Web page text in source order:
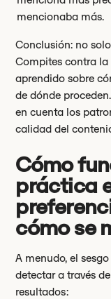
mencionaba más.
Conclusión: no
Compites contra
aprendido sobre
de dónde
en cuenta los
calidad del
Cómo
práctica
cómo se
A menudo, el
detectar a través
resultados: